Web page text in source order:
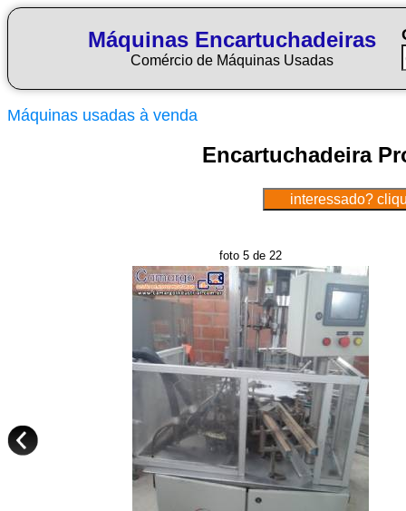
Máquinas Encartuchadeiras
Comércio de Máquinas Usadas
Máquinas usadas à venda
Encartuchadeira
foto 5 de 22